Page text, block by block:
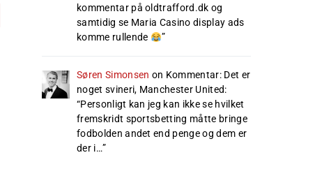
kommentar på oldtrafford.dk og
samtidig se Maria Casino display ads
komme rullende
”
Søren Simonsen on Kommentar: Det er
noget svineri, Manchester United:
“Personligt kan jeg kan ikke se hvilket
fremskridt sportsbetting måtte bringe
fodbolden andet end penge og dem er
der i…”